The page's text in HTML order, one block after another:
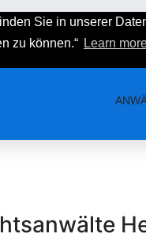
Sie in unserer
zu können.“ Learn
+49 3644 555533
Montag - Donnerstag